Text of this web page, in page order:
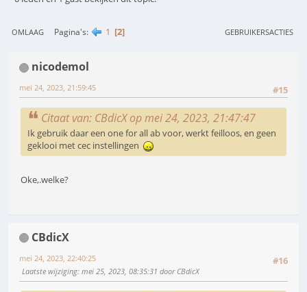
OMLAAG Pagina's 1 2 GEBRUIKERSACTIES
nicodemol
#15
mei 24, 2023, 21:59:45
Citaat van: CBdicX op mei 24, 2023, 21:47:47
Ik gebruik daar een one for all ab voor, werkt feilloos, en geen
geklooi met cec instellingen
Oke,.welke?
CBdicX
#16
mei 24, 2023, 22:40:25
Laatste wijziging: mei 25, 2023, 08:35:31 door CBdicX